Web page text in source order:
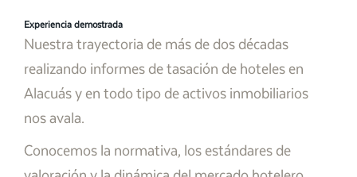
Experiencia demostrada
Nuestra trayectoria de más de dos décadas
realizando informes de tasación de hoteles en
Alacuás y en todo tipo de activos inmobiliarios
nos avala.
Conocemos la normativa, los estándares de